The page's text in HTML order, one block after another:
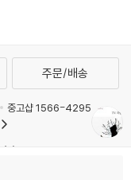
주문/배송
중고샵 1566-4295